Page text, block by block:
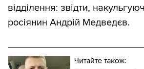
відділення: звідти,
росіянин Андрій Медведєв.
Читайте також: